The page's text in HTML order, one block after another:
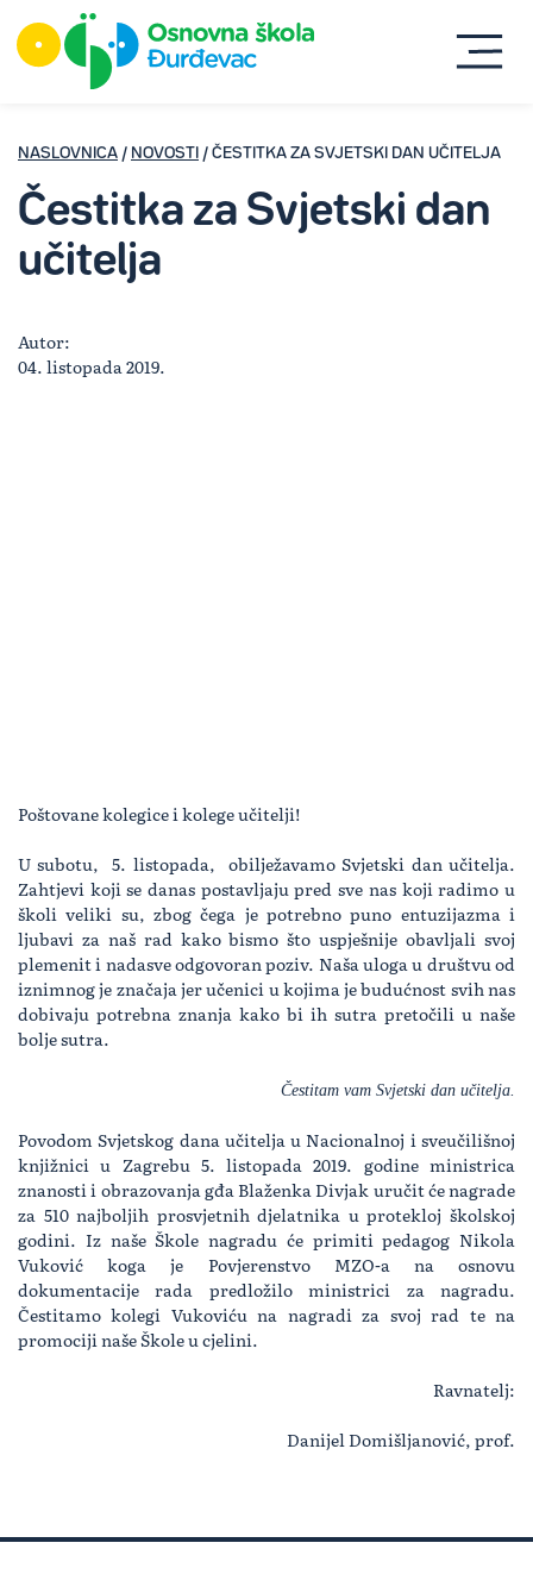
NASLOVNICA / NOVOSTI / ČESTITKA ZA SVJETSKI DAN UČITELJA
Čestitka za Svjetski dan
učitelja
Autor:
04. listopada 2019.
Poštovane kolegice i kolege učitelji!
U subotu, 5. listopada, obilježavamo Svjetski dan učitelja.
Zahtjevi koji se danas postavljaju pred sve nas koji radimo u
školi veliki su, zbog čega je potrebno puno entuzijazma i
ljubavi za naš rad kako bismo što uspješnije obavljali svoj
plemenit i nadasve odgovoran poziv. Naša uloga u društvu od
iznimnog je značaja jer učenici u kojima je budućnost svih nas
dobivaju potrebna znanja kako bi ih sutra pretočili u naše
bolje sutra.
Čestitam vam Svjetski dan učitelja.
Povodom Svjetskog dana učitelja u Nacionalnoj i sveučilišnoj
knjižnici u Zagrebu 5. listopada 2019. godine ministrica
znanosti i obrazovanja gđa Blaženka Divjak uručit će nagrade
za 510 najboljih prosvjetnih djelatnika u protekloj školskoj
godini. Iz naše Škole nagradu će primiti pedagog Nikola
Vuković koga je Povjerenstvo MZO-a na osnovu
dokumentacije rada predložilo ministrici za nagradu.
Čestitamo kolegi Vukoviću na nagradi za svoj rad te na
promociji naše Škole u cjelini.
Ravnatelj:
Danijel Domišljanović, prof.